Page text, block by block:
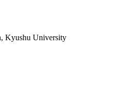
Kyushu University